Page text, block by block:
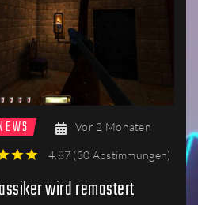
Vor 2 Monaten
4.87 (30 Abstimmungen)
wird remastert